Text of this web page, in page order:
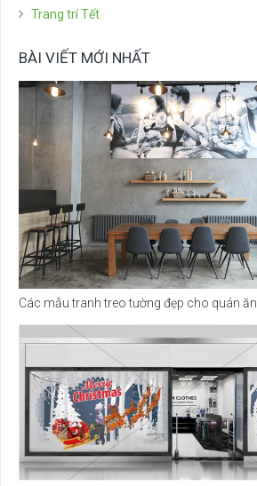
Trang trí Tết
BÀI VIẾT MỚI NHẤT
Các mẫu tranh treo tường đẹp cho quán ăn